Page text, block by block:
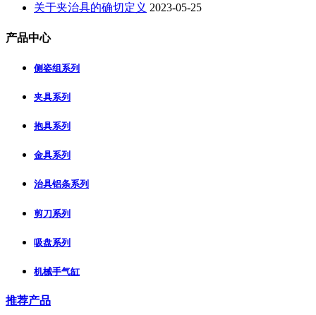
关于夹治具的确切定义 2023-05-25
产品中心
侧姿组系列
夹具系列
抱具系列
金具系列
治具铝条系列
剪刀系列
吸盘系列
机械手气缸
推荐产品